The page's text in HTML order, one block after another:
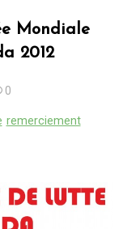
Mondiale
2012
0
remerciement